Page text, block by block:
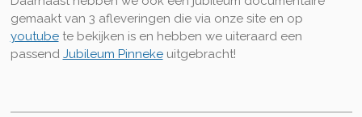
gemaakt van 3 afleveringen die via onze site en op
youtubete bekijken is en hebben we uiteraard een
passend Jubileum Pinnekeuitgebracht!